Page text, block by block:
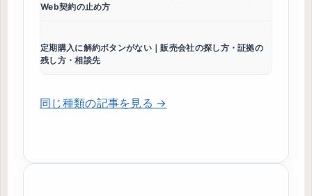
Web契約の止め方
定期購入に解約ボタンがない｜販売会社の探し方・証拠の
残し方・相談先
同じ種類の記事を見る →